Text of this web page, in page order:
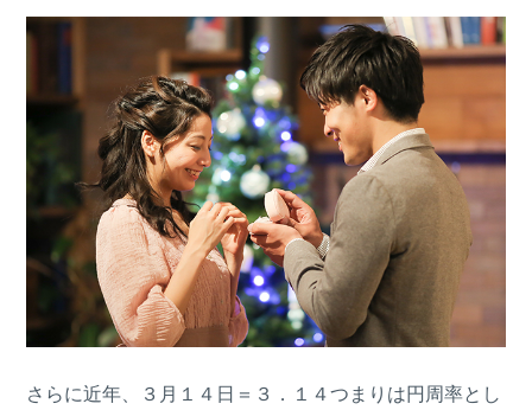
さらに近年、３月１４日＝３．１４つまりは円周率とし